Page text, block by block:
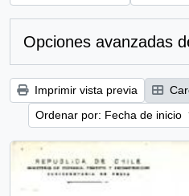
Opciones avanzadas
Imprimir vista previa
Ordenar por: Fecha de inicio